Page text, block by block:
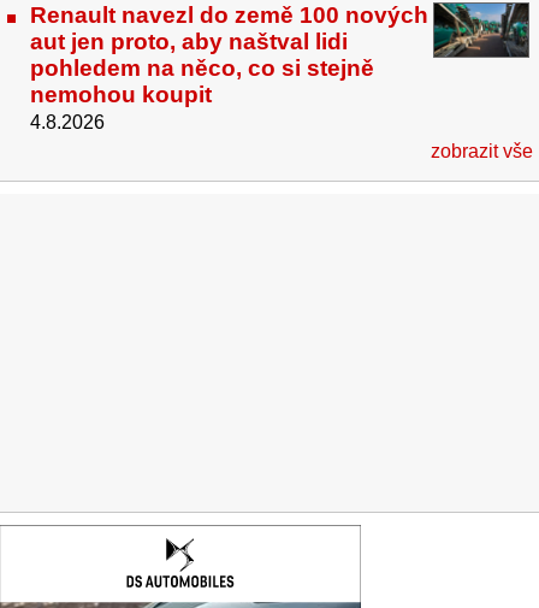
Renault navezl do země 100 nových
aut jen proto, aby naštval lidi
pohledem na něco, co si stejně
nemohou koupit
4.8.2026
zobrazit vše